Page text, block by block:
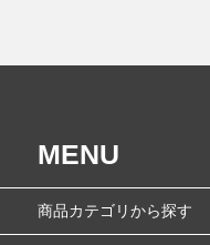
MENU
商品カテゴリから探す